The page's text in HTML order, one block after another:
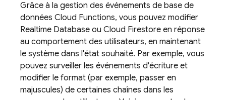
Grâce à la gestion des événements de base de
données Cloud Functions, vous pouvez modifier
Realtime Database ou Cloud Firestore en réponse
au comportement des utilisateurs, en maintenant
le système dans l'état souhaité. Par exemple, vous
pouvez surveiller les événements d'écriture et
modifier le format (par exemple, passer en
majuscules) de certaines chaînes dans les